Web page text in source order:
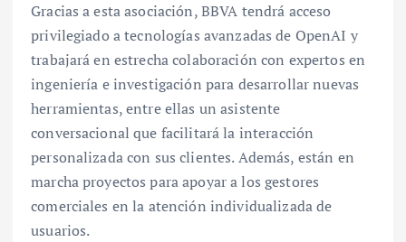
Gracias a esta asociación, BBVA tendrá acceso
privilegiado a tecnologías avanzadas de OpenAI y
trabajará en estrecha colaboración con expertos en
ingeniería e investigación para desarrollar nuevas
herramientas, entre ellas un asistente
conversacional que facilitará la interacción
personalizada con sus clientes. Además, están en
marcha proyectos para apoyar a los gestores
comerciales en la atención individualizada de
usuarios.